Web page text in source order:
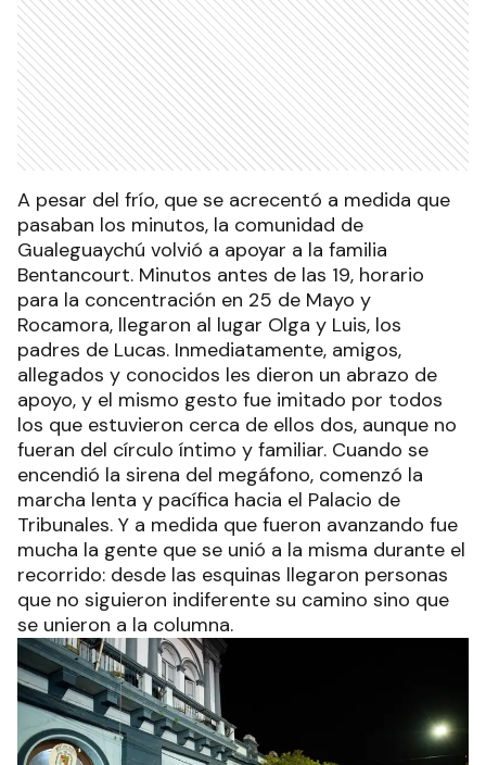
A pesar del frío, que se acrecentó a medida que
pasaban los minutos, la comunidad de
Gualeguaychú volvió a apoyar a la familia
Bentancourt. Minutos antes de las 19, horario
para la concentración en 25 de Mayo y
Rocamora, llegaron al lugar Olga y Luis, los
padres de Lucas. Inmediatamente, amigos,
allegados y conocidos les dieron un abrazo de
apoyo, y el mismo gesto fue imitado por todos
los que estuvieron cerca de ellos dos, aunque no
fueran del círculo íntimo y familiar. Cuando se
encendió la sirena del megáfono, comenzó la
marcha lenta y pacífica hacia el Palacio de
Tribunales. Y a medida que fueron avanzando fue
mucha la gente que se unió a la misma durante el
recorrido: desde las esquinas llegaron personas
que no siguieron indiferente su camino sino que
se unieron a la columna.